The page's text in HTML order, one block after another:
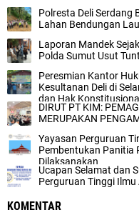
Polresta Deli Serdang
Lahan Bendungan
Laporan Mandek
Polda Sumut Usut
Peresmian Kantor
Kesultanan Deli di
dan Hak Konstitusional
DIRUT PT KIM:
MERUPAKAN
Yayasan Perguruan
Pembentukan Panitia
Dilaksanakan
Ucapan Selamat dan
Perguruan Tinggi Ilmu
KOMENTAR